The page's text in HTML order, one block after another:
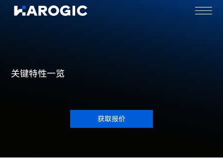
关键特性一览
获取报价